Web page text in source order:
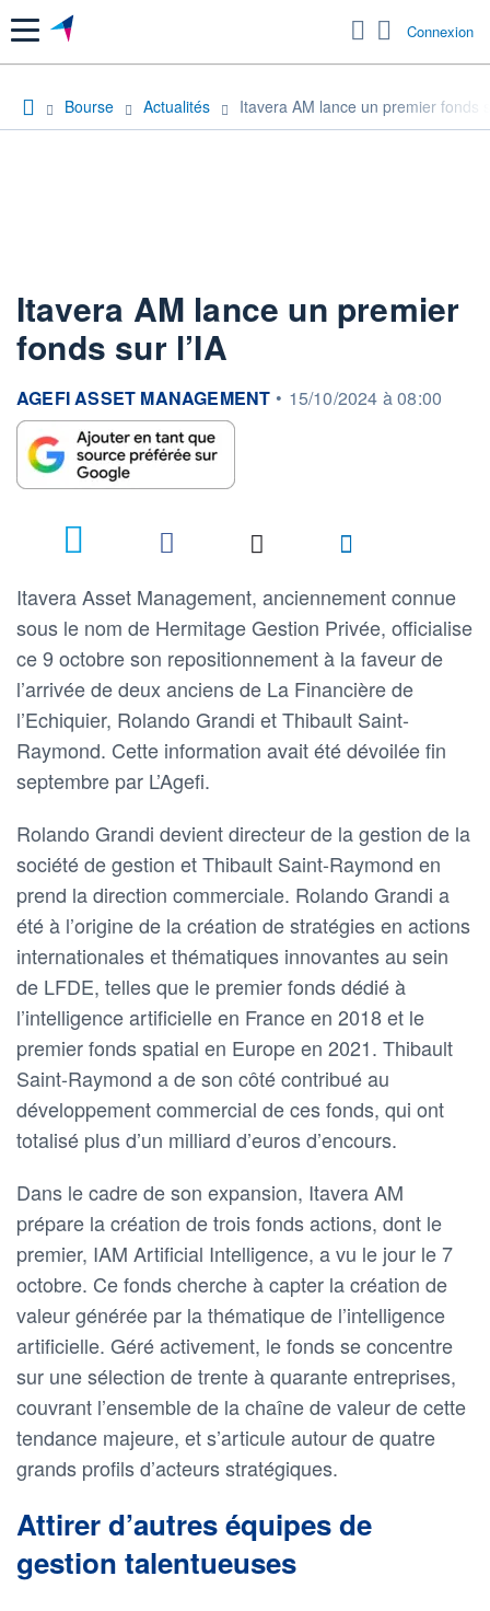
Menu Connexion
Bourse Actualités Itavera AM lance un premier fonds
Itavera AM lance un premier
fonds sur l’IA
information fournie par
AGEFI ASSET MANAGEMENT • 15/10/2024 à 08:00
Itavera Asset Management, anciennement connue
sous le nom de Hermitage Gestion Privée, officialise
ce 9 octobre son repositionnement à la faveur de
l’arrivée de deux anciens de La Financière de
l’Echiquier, Rolando Grandi et Thibault Saint-
Raymond. Cette information avait été dévoilée fin
septembre par L’Agefi.
Rolando Grandi devient directeur de la gestion de la
société de gestion et Thibault Saint-Raymond en
prend la direction commerciale. Rolando Grandi a
été à l’origine de la création de stratégies en actions
internationales et thématiques innovantes au sein
de LFDE, telles que le premier fonds dédié à
l’intelligence artificielle en France en 2018 et le
premier fonds spatial en Europe en 2021. Thibault
Saint-Raymond a de son côté contribué au
développement commercial de ces fonds, qui ont
totalisé plus d’un milliard d’euros d’encours.
Dans le cadre de son expansion, Itavera AM
prépare la création de trois fonds actions, dont le
premier, IAM Artificial Intelligence, a vu le jour le 7
octobre. Ce fonds cherche à capter la création de
valeur générée par la thématique de l’intelligence
artificielle. Géré activement, le fonds se concentre
sur une sélection de trente à quarante entreprises,
couvrant l’ensemble de la chaîne de valeur de cette
tendance majeure, et s’articule autour de quatre
grands profils d’acteurs stratégiques.
Attirer d’autres équipes de
gestion talentueuses